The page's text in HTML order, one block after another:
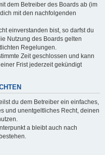
dem Betreiber des Boards ab (im
mit den nachfolgenden
einverstanden bist, so darfst du
Nutzung des Boards gelten
Regelungen.
Zeit geschlossen und kann
Frist jederzeit gekündigt
du dem Betreiber ein einfaches,
und unentgeltliches Recht, deinen
a bleibt auch nach